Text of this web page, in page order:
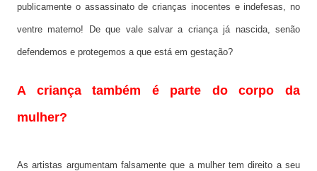
publicamente o assassinato de crianças inocentes e indefesas, no
ventre materno! De que vale salvar a criança já nascida, senão
defendemos e protegemos a que está em gestação?
A criança também é parte do corpo da
mulher?
As artistas argumentam falsamente que a mulher tem direito a seu